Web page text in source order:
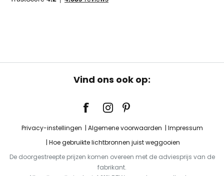
Vind ons ook op:
Privacy-instellingen Algemene voorwaarden
Impressum
Hoe gebruikte lichtbronnen juist weggooien
De doorgestreepte prijzen komen overeen met de adviesprijs van de
fabrikant.